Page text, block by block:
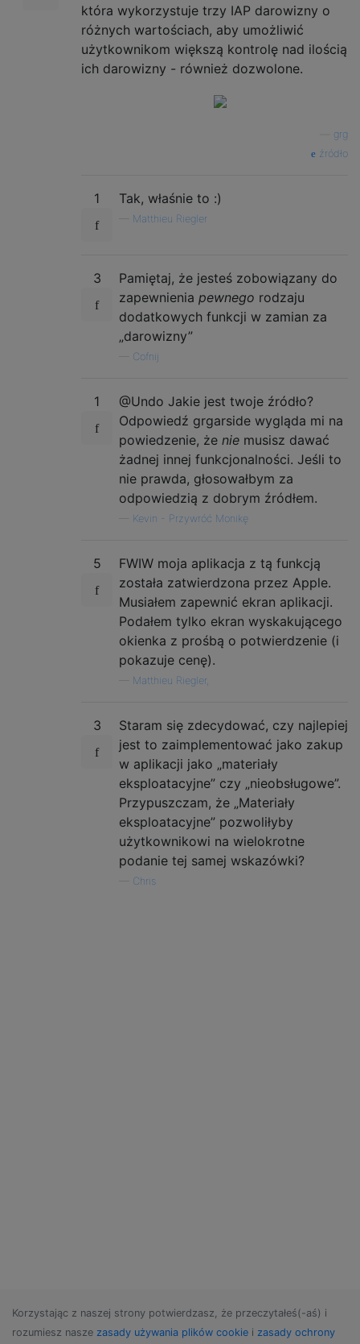
która wykorzystuje trzy IAP darowizny o
różnych wartościach, aby umożliwić
użytkownikom większą kontrolę nad ilością
ich darowizny - również dozwolone.
grg
źródło
1 Tak, właśnie to :)
Matthieu Riegler
3
Pamiętaj, że jesteś zobowiązany do
zapewnienia pewnego rodzaju
dodatkowych funkcji w zamian za
„darowizny”
Cofnij
1
@Undo Jakie jest twoje źródło?
Odpowiedź grgarside wygląda mi na
powiedzenie, że nie musisz dawać
żadnej innej funkcjonalności. Jeśli to
nie prawda, głosowałbym za
odpowiedzią z dobrym źródłem.
Kevin - Przywróć Monikę
5
FWIW moja aplikacja z tą funkcją
została zatwierdzona przez Apple.
Musiałem zapewnić ekran aplikacji.
Podałem tylko ekran wyskakującego
okienka z prośbą o potwierdzenie (i
pokazuje cenę).
Matthieu Riegler,
3
Staram się zdecydować, czy najlepiej
jest to zaimplementować jako zakup
w aplikacji jako „materiały
eksploatacyjne” czy „nieobsługowe”.
Przypuszczam, że „Materiały
eksploatacyjne” pozwoliłyby
użytkownikowi na wielokrotne
podanie tej samej wskazówki?
Chris
Korzystając z naszej strony potwierdzasz, że przeczytałeś(-aś) i
rozumiesz nasze zasady używania plików cookie i zasady ochrony